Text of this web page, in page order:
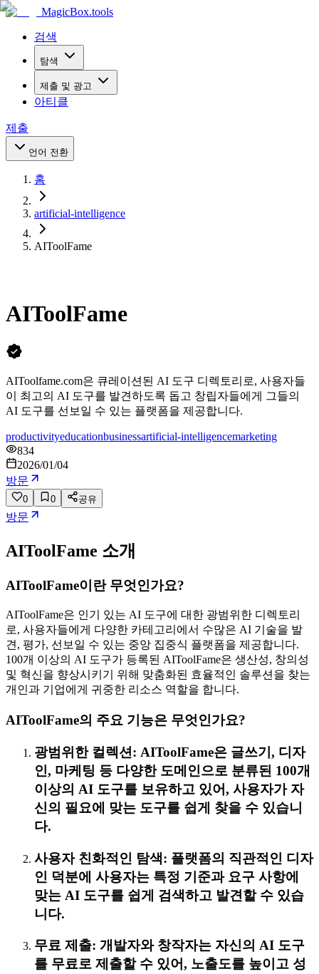
MagicBox.tools
검색
탐색
제출 및 광고
아티클
제출
언어 전환
홈
artificial-intelligence
AIToolFame
AIToolFame
AIToolfame.com은 큐레이션된 AI 도구 디렉토리로, 사용자들
이 최고의 AI 도구를 발견하도록 돕고 창립자들에게 그들의
AI 도구를 선보일 수 있는 플랫폼을 제공합니다.
productivityeducationbusinessartificial-intelligencemarketing
834
2026/01/04
방문
0 0 공유
방문
AIToolFame 소개
AIToolFame이란 무엇인가요?
AIToolFame은 인기 있는 AI 도구에 대한 광범위한 디렉토리
로, 사용자들에게 다양한 카테고리에서 수많은 AI 기술을 발
견, 평가, 선보일 수 있는 중앙 집중식 플랫폼을 제공합니다.
100개 이상의 AI 도구가 등록된 AIToolFame은 생산성, 창의성
및 혁신을 향상시키기 위해 맞춤화된 효율적인 솔루션을 찾는
개인과 기업에게 귀중한 리소스 역할을 합니다.
AIToolFame의 주요 기능은 무엇인가요?
광범위한 컬렉션: AIToolFame은 글쓰기, 디자
인, 마케팅 등 다양한 도메인으로 분류된 100개
이상의 AI 도구를 보유하고 있어, 사용자가 자
신의 필요에 맞는 도구를 쉽게 찾을 수 있습니
다.
사용자 친화적인 탐색: 플랫폼의 직관적인 디자
인 덕분에 사용자는 특정 기준과 요구 사항에
맞는 AI 도구를 쉽게 검색하고 발견할 수 있습
니다.
무료 제출: 개발자와 창작자는 자신의 AI 도구
를 무료로 제출할 수 있어, 노출도를 높이고 성